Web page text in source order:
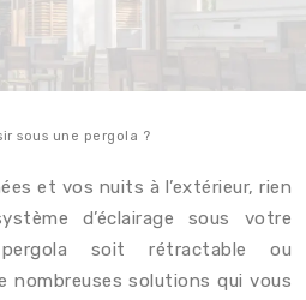
sous une pergola ?
et vos nuits à l’extérieur, rien
d’éclairage sous votre
soit rétractable ou
nombreuses solutions qui vous